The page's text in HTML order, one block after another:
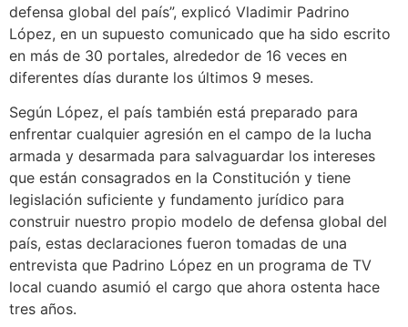
defensa global del país”, explicó Vladimir Padrino
López, en un supuesto comunicado que ha sido escrito
en más de 30 portales, alrededor de 16 veces en
diferentes días durante los últimos 9 meses.
Según López, el país también está preparado para
enfrentar cualquier agresión en el campo de la lucha
armada y desarmada para salvaguardar los intereses
que están consagrados en la Constitución y tiene
legislación suficiente y fundamento jurídico para
construir nuestro propio modelo de defensa global del
país, estas declaraciones fueron tomadas de una
entrevista que Padrino López en un programa de TV
local cuando asumió el cargo que ahora ostenta hace
tres años.